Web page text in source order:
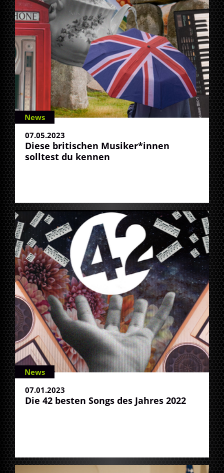
News
07.05.2023
Diese britischen Musiker*innen
solltest du kennen
News
07.01.2023
Die 42 besten Songs des Jahres 2022